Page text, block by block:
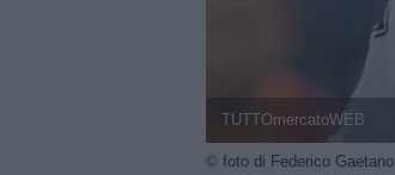
TUTTOmercatoWEB
© foto di Federico Gaetano